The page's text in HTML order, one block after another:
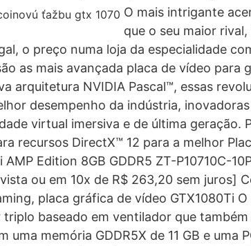
O mais intrigante
que o seu maior
o preço numa loja da especialidade
as mais avançada placa de vídeo para
arquitetura NVIDIA Pascal™, essas
desempenho da indústria,
virtual imersiva e de última geração.
recursos DirectX™ 12 para a melhor
AMP Edition 8GB GDDR5 ZT-P10710C-
ou em 10x de R$ 263,20 sem juros]
placa gráfica de vídeo GTX1080Ti
baseado em ventilador que
uma memória GDDR5X de 11 GB e uma